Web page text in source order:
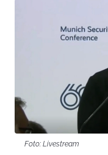
Foto: Livestream